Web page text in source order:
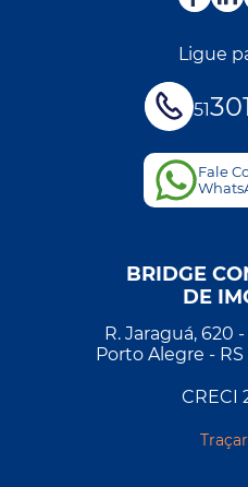
Ligue
51
Fale
BRIDGE
DE
R. Jaraguá, 620
Porto Alegre -
CRECI